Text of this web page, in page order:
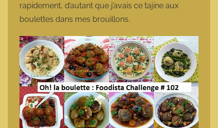
rapidement, d’autant que j’avais ce tajine aux
boulettes dans mes brouillons.